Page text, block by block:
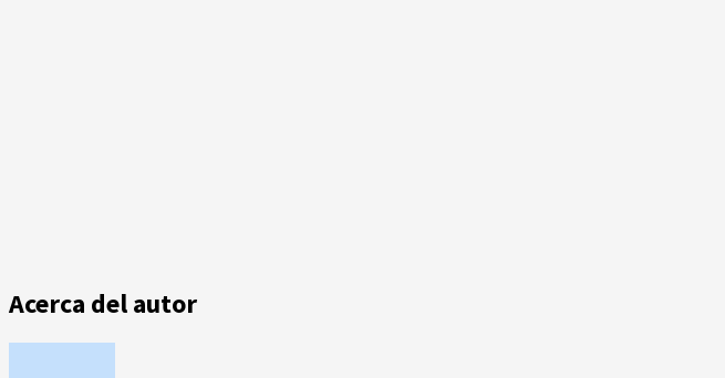
Acerca del autor